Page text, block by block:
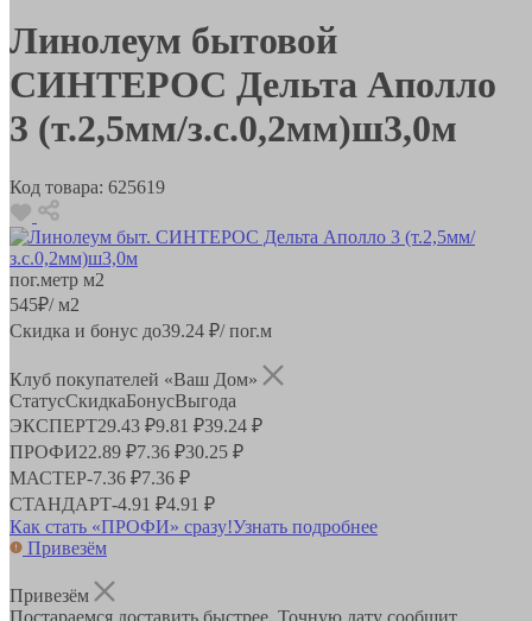
Линолеум бытовой
СИНТЕРОС Дельта Аполло
3 (т.2,5мм/з.с.0,2мм)ш3,0м
Код товара: 625619
пог.метр м2
545₽/ м2
Скидка и бонус до39.24 ₽/ пог.м
Клуб покупателей «Ваш Дом»
СтатусСкидкаБонусВыгода
ЭКСПЕРТ29.43 ₽9.81 ₽39.24 ₽
ПРОФИ22.89 ₽7.36 ₽30.25 ₽
МАСТЕР-7.36 ₽7.36 ₽
СТАНДАРТ-4.91 ₽4.91 ₽
Как стать «ПРОФИ» сразу!Узнать подробнее
Привезём
Привезём
Постараемся доставить быстрее. Точную дату сообщит